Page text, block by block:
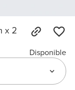
x 2
Disponible